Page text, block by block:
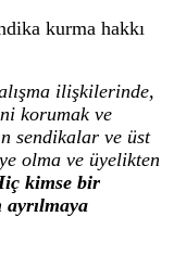
kurma hakkı
ilişkilerinde,
korumak ve
sendikalar ve üst
olma ve üyelikten
kimse bir